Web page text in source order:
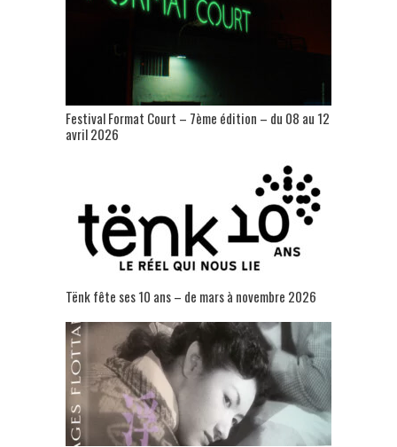
Festival Format Court – 7ème édition – du 08 au 12
avril 2026
Tënk fête ses 10 ans – de mars à novembre 2026